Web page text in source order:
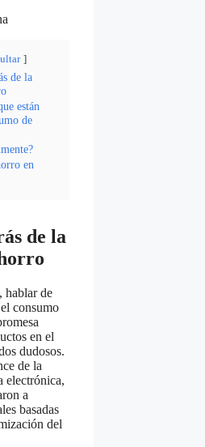
de la
están
de
en
de la
hablar de
consumo
en el
dudosos.
de la
electrónica,
a
basadas
del